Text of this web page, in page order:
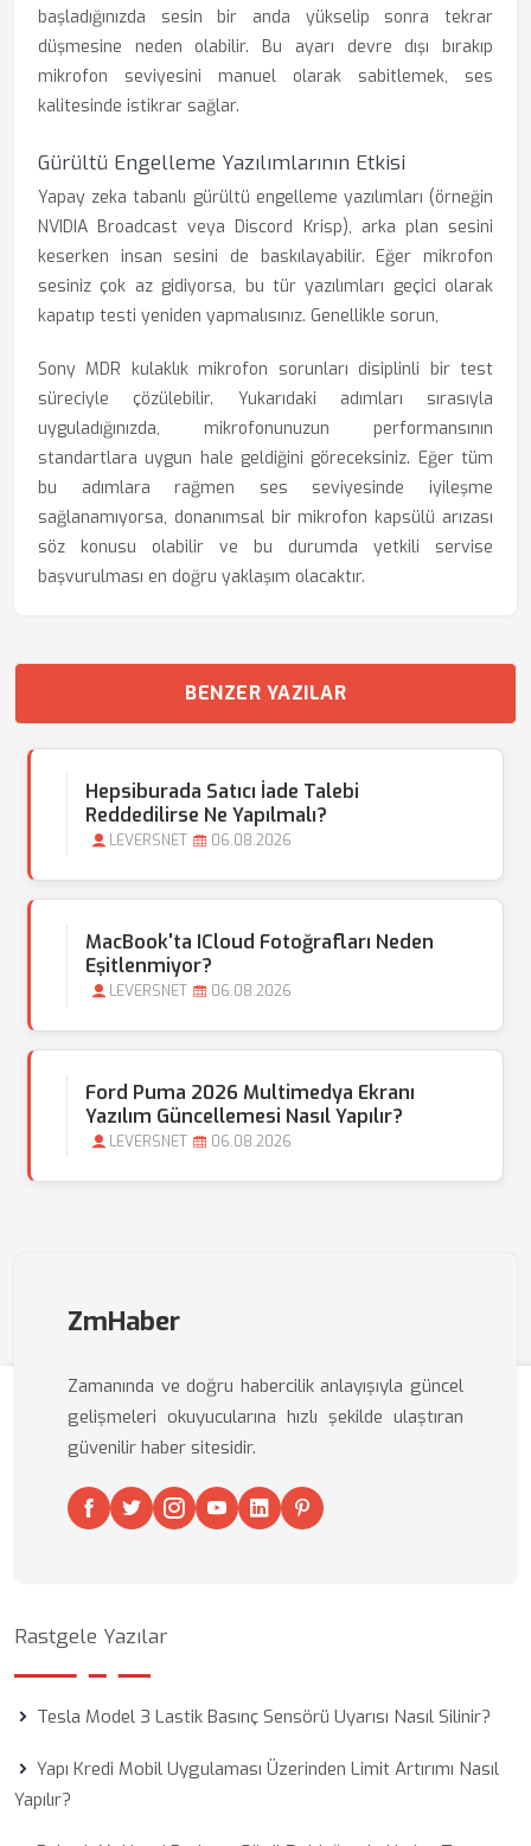
başladığınızda sesin bir anda yükselip sonra tekrar
düşmesine neden olabilir. Bu ayarı devre dışı bırakıp
mikrofon seviyesini manuel olarak sabitlemek, ses
kalitesinde istikrar sağlar.
Gürültü Engelleme Yazılımlarının Etkisi
Yapay zeka tabanlı gürültü engelleme yazılımları (örneğin
NVIDIA Broadcast veya Discord Krisp), arka plan sesini
keserken insan sesini de baskılayabilir. Eğer mikrofon
sesiniz çok az gidiyorsa, bu tür yazılımları geçici olarak
kapatıp testi yeniden yapmalısınız. Genellikle sorun,
Sony MDR kulaklık mikrofon sorunları disiplinli bir test
süreciyle çözülebilir. Yukarıdaki adımları sırasıyla
uyguladığınızda, mikrofonunuzun performansının
standartlara uygun hale geldiğini göreceksiniz. Eğer tüm
bu adımlara rağmen ses seviyesinde iyileşme
sağlanamıyorsa, donanımsal bir mikrofon kapsülü arızası
söz konusu olabilir ve bu durumda yetkili servise
başvurulması en doğru yaklaşım olacaktır.
BENZER YAZILAR
Hepsiburada Satıcı İade Talebi
Reddedilirse Ne Yapılmalı?
LEVERSNET 06.08.2026
MacBook'ta ICloud Fotoğrafları Neden
Eşitlenmiyor?
LEVERSNET 06.08.2026
Ford Puma 2026 Multimedya Ekranı
Yazılım Güncellemesi Nasıl Yapılır?
LEVERSNET 06.08.2026
ZmHaber
Zamanında ve doğru habercilik anlayışıyla güncel
gelişmeleri okuyucularına hızlı şekilde ulaştıran
güvenilir haber sitesidir.
Rastgele Yazılar
Tesla Model 3 Lastik Basınç Sensörü Uyarısı Nasıl Silinir?
Yapı Kredi Mobil Uygulaması Üzerinden Limit Artırımı Nasıl
Yapılır?